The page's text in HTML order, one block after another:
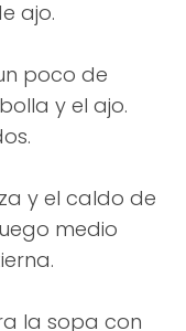
ajo.
poco de
y el ajo.
y el caldo de
medio
la sopa con